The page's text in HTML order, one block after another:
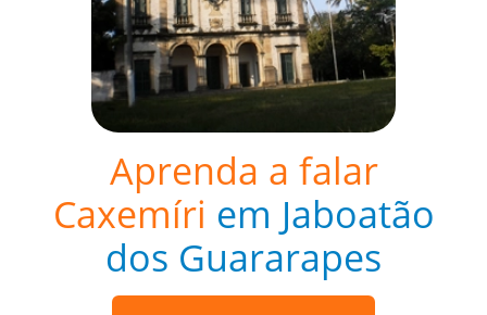
Aprenda a falar
Caxemíri em Jaboatão
dos Guararapes